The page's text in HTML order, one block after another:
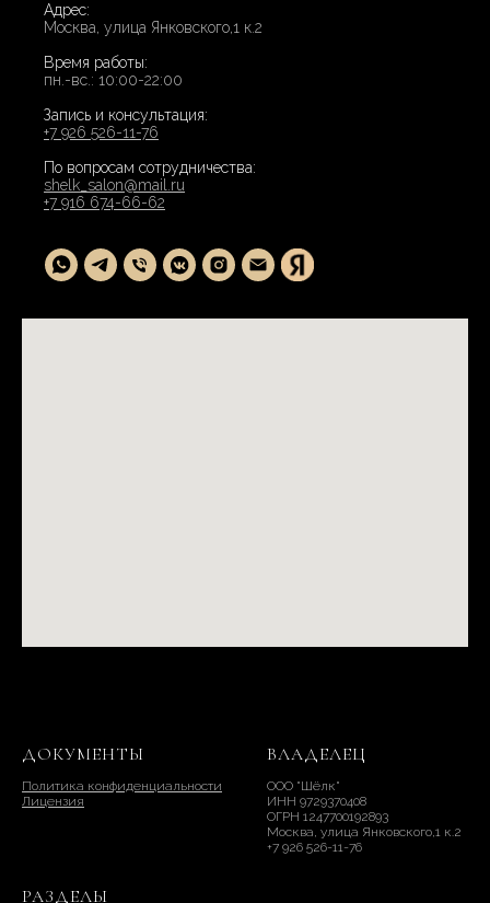
Адрес:
Москва, улица Янковского,1 к.2
Время работы:
пн.-вс.: 10:00-22:00
Запись и консультация:
+7 926 526-11-76
По вопросам сотрудничества:
shelk_salon@mail.ru
+7 916 674-66-62
ДОКУМЕНТЫ
Политика конфиденциальности
Лицензия
ВЛАДЕЛЕЦ
ООО "Шёлк"
ИНН 9729370408
ОГРН 1247700192893
Москва, улица Янковского,1 к.2
+7 926 526-11-76
РАЗДЕЛЫ